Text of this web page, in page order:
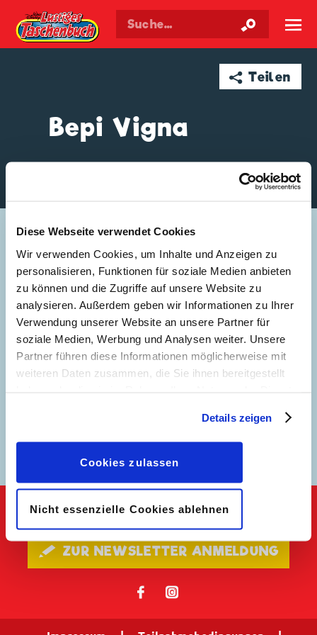
Diese Webseite verwendet Cookies
Wir verwenden Cookies, um Inhalte und Anzeigen zu
personalisieren, Funktionen für soziale Medien anbieten
zu können und die Zugriffe auf unsere Website zu
analysieren. Außerdem geben wir Informationen zu Ihrer
Verwendung unserer Website an unsere Partner für
soziale Medien, Werbung und Analysen weiter. Unsere
Partner führen diese Informationen möglicherweise mit
weiteren Daten zusammen, die Sie ihnen bereitgestellt
geben, können Sie diese jederzeit in der
Datenschutzerklärungwieder widerrufen.
Details zeigen
Cookies zulassen
Nicht essenzielle Cookies ablehnen
Walt Disneys Taschenbuch ☰
➦ Teilen
Bepi Vigna
🖋 ZUR NEWSLETTER ANMELDUNG
𝖿 📷